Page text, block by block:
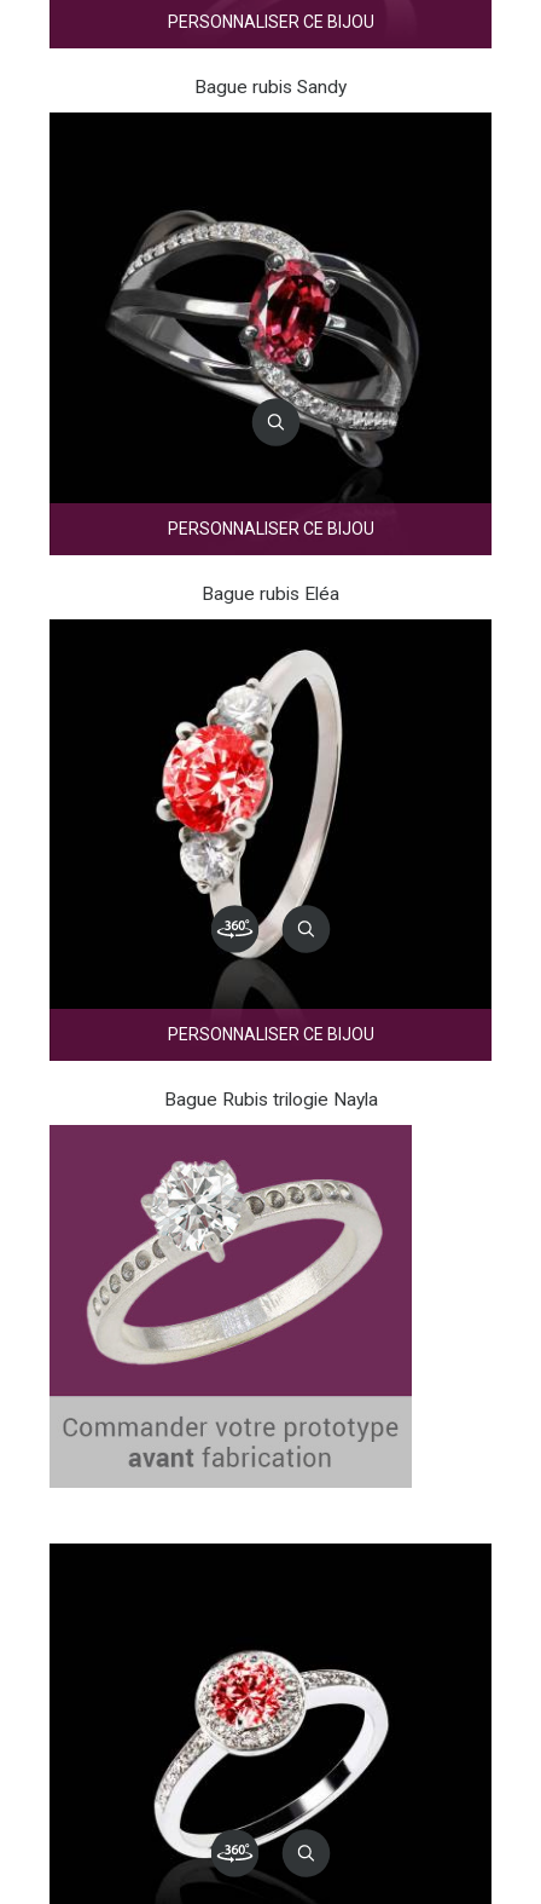
PERSONNALISER CE BIJOU
Bague rubis Sandy
PERSONNALISER CE BIJOU
Bague rubis Eléa
PERSONNALISER CE BIJOU
Bague Rubis trilogie Nayla